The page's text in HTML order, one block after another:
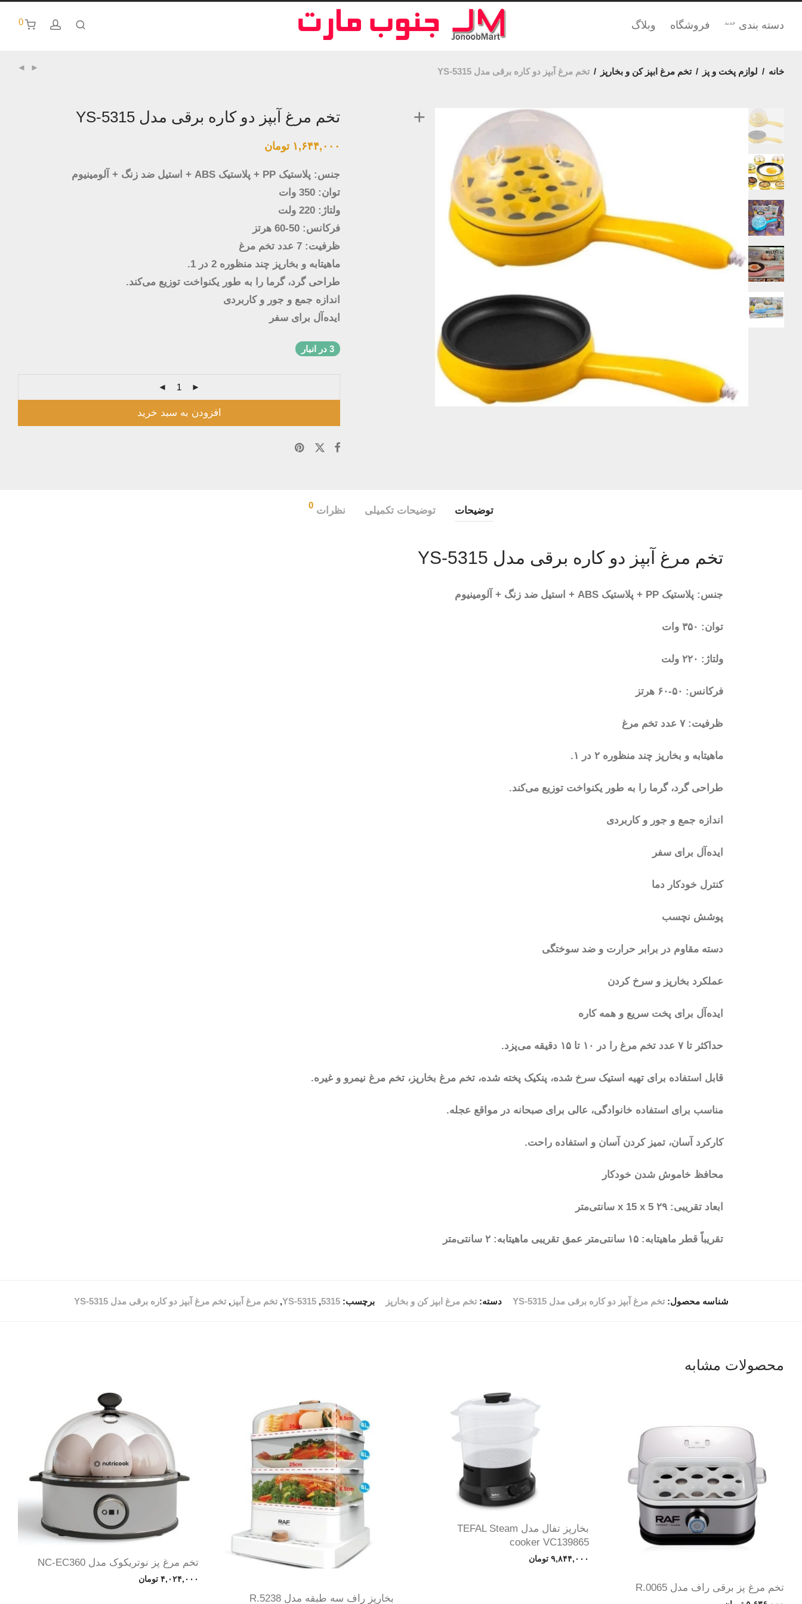
دسته بندی جدید فروشگاه وبلاگ 0
خانه / لوازم پخت و پز / تخم مرغ ابپز کن و بخارپز / تخم مرغ آبپز دو کاره برقی مدل YS-5315
تخم مرغ آبپز دو کاره برقی مدل YS-5315
۱,۶۴۴,۰۰۰ تومان
جنس: پلاستیک PP + پلاستیک ABS + استیل ضد زنگ + آلومینیوم
توان: 350 وات
ولتاژ: 220 ولت
فرکانس: 50-60 هرتز
ظرفیت: 7 عدد تخم مرغ
ماهیتابه و بخارپز چند منظوره 2 در 1.
طراحی گرد، گرما را به طور یکنواخت توزیع می‌کند.
اندازه جمع و جور و کاربردی
ایده‌آل برای سفر
3 در انبار
افزودن به سبد خرید
توضیحات توضیحات تکمیلی نظرات 0
تخم مرغ آبپز دو کاره برقی مدل YS-5315
جنس: پلاستیک PP + پلاستیک ABS + استیل ضد زنگ + آلومینیوم
توان: ۳۵۰ وات
ولتاژ: ۲۲۰ ولت
فرکانس: ۵۰-۶۰ هرتز
ظرفیت: ۷ عدد تخم مرغ
ماهیتابه و بخارپز چند منظوره ۲ در ۱.
طراحی گرد، گرما را به طور یکنواخت توزیع می‌کند.
اندازه جمع و جور و کاربردی
ایده‌آل برای سفر
کنترل خودکار دما
پوشش نچسب
دسته مقاوم در برابر حرارت و ضد سوختگی
عملکرد بخارپز و سرخ کردن
ایده‌آل برای پخت سریع و همه کاره
حداکثر تا ۷ عدد تخم مرغ را در ۱۰ تا ۱۵ دقیقه می‌پزد.
قابل استفاده برای تهیه استیک سرخ شده، پنکیک پخته شده، تخم مرغ بخارپز، تخم مرغ نیمرو و غیره.
مناسب برای استفاده خانوادگی، عالی برای صبحانه در مواقع عجله.
کارکرد آسان، تمیز کردن آسان و استفاده راحت.
محافظ خاموش شدن خودکار
ابعاد تقریبی: ۲۹ x 15 x 5 سانتی‌متر
تقریباً قطر ماهیتابه: ۱۵ سانتی‌متر عمق تقریبی ماهیتابه: ۲ سانتی‌متر
شناسه محصول:تخم مرغ آبپز دو کاره برقی مدل YS-5315 دسته:تخم مرغ ابپز کن و بخارپز برچسب:5315
,
YS-5315
,تخم مرغ آبپز,تخم مرغ آبپز دو کاره برقی مدل YS-5315
محصولات مشابه
تخم مرغ پز برقی راف مدل R.0065
بخارپز تفال مدل TEFAL Steam
cooker VC139865
۹,۸۴۴,۰۰۰ تومان
بخارپز راف سه طبقه مدل R.5238
تخم مرغ پز نوتریکوک مدل NC-EC360
۴,۰۲۴,۰۰۰ تومان